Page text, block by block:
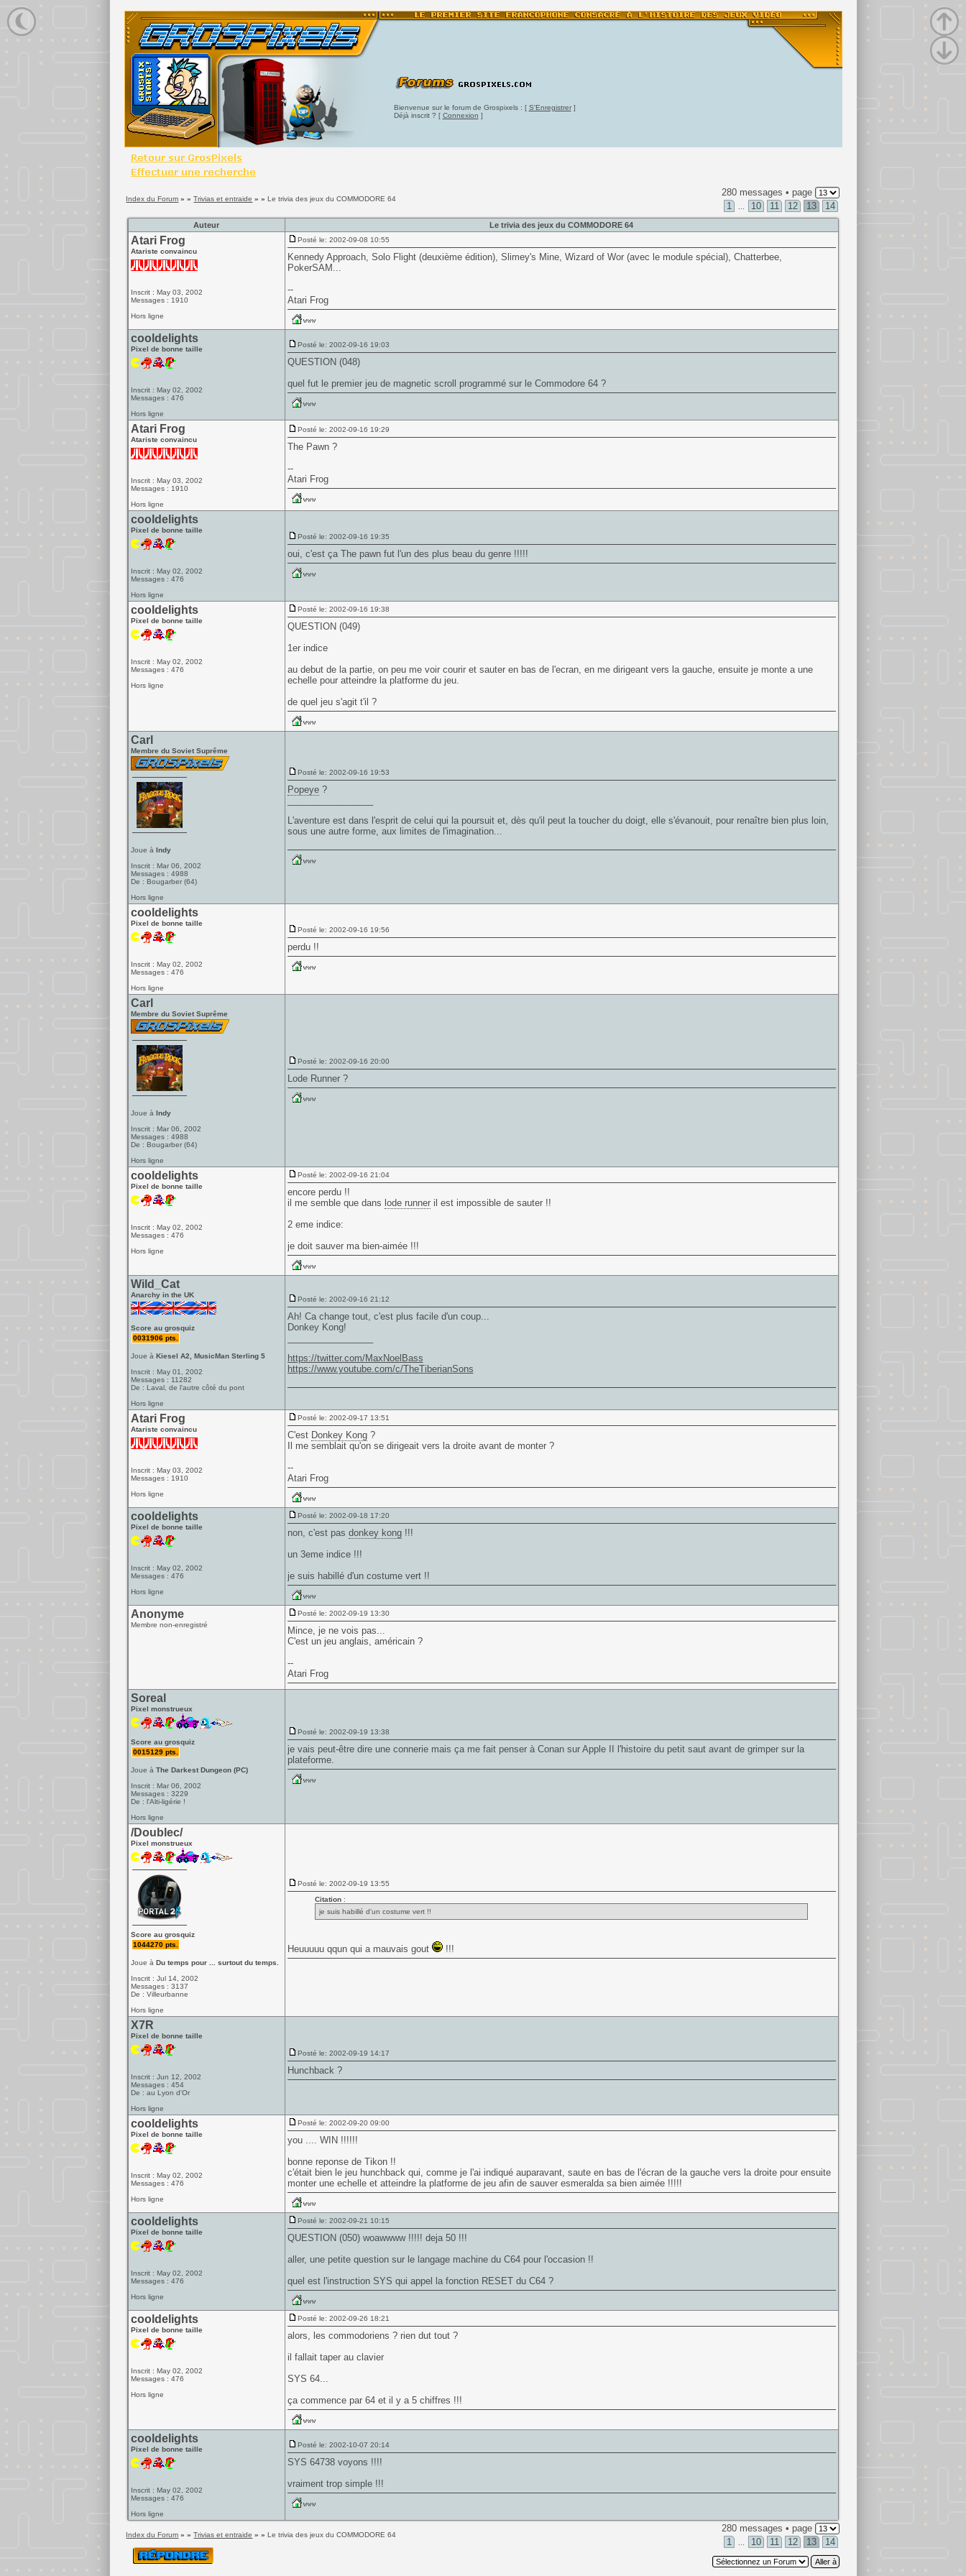
Bienvenue sur le forum de Grospixels : [ S'Enregistrer]
Déjà inscrit ? [ Connexion ]
Index du Forum » »Trivias et entraide » »Le trivia des jeux du COMMODORE 64
280 messages • page
1
10 11 12 13 14
Auteur Le trivia des jeux du COMMODORE 64
Atari Frog
Atariste convaincu
Inscrit : May 03, 2002
Messages : 1910
Hors ligne
Posté le: 2002-09-08 10:55
Kennedy Approach, Solo Flight (deuxième édition), Slimey's Mine, Wizard of Wor (avec le module spécial), Chatterbee,
PokerSAM...
--
Atari Frog
cooldelights
Pixel de bonne taille
Inscrit : May 02, 2002
Messages : 476
Hors ligne
Posté le: 2002-09-16 19:03
QUESTION (048)
quel fut le premier jeu de magnetic scroll programmé sur le Commodore 64 ?
Atari Frog
Atariste convaincu
Inscrit : May 03, 2002
Messages : 1910
Hors ligne
Posté le: 2002-09-16 19:29
The Pawn ?
--
Atari Frog
cooldelights
Pixel de bonne taille
Inscrit : May 02, 2002
Messages : 476
Hors ligne
Posté le: 2002-09-16 19:35
oui, c'est ça The pawn fut l'un des plus beau du genre !!!!!
cooldelights
Pixel de bonne taille
Inscrit : May 02, 2002
Messages : 476
Hors ligne
Posté le: 2002-09-16 19:38
QUESTION (049)
1er indice
au debut de la partie, on peu me voir courir et sauter en bas de l'ecran, en me dirigeant vers la gauche, ensuite je monte a une
echelle pour atteindre la platforme du jeu.
de quel jeu s'agit t'il ?
Carl
Membre du Soviet Suprême
Joue à Indy
Inscrit : Mar 06, 2002
Messages : 4988
De : Bougarber (64)
Hors ligne
Posté le: 2002-09-16 19:53
Popeye?
L'aventure est dans l'esprit de celui qui la poursuit et, dès qu'il peut la toucher du doigt, elle s'évanouit, pour renaître bien plus loin,
sous une autre forme, aux limites de l'imagination...
cooldelights
Pixel de bonne taille
Inscrit : May 02, 2002
Messages : 476
Hors ligne
Posté le: 2002-09-16 19:56
perdu !!
Carl
Membre du Soviet Suprême
Joue à Indy
Inscrit : Mar 06, 2002
Messages : 4988
De : Bougarber (64)
Hors ligne
Posté le: 2002-09-16 20:00
Lode Runner?
cooldelights
Pixel de bonne taille
Inscrit : May 02, 2002
Messages : 476
Hors ligne
Posté le: 2002-09-16 21:04
encore perdu !!
il me semble que dans lode runneril est impossible de sauter !!
2 eme indice:
je doit sauver ma bien-aimée !!!
Wild_Cat
Anarchy in the UK
Score au grosquiz
0031906 pts.
Joue à Kiesel A2, MusicMan Sterling 5
Inscrit : May 01, 2002
Messages : 11282
De : Laval, de l'autre côté du pont
Hors ligne
Posté le: 2002-09-16 21:12
Ah! Ca change tout, c'est plus facile d'un coup...
Donkey Kong!
https://twitter.com/MaxNoelBass
https://www.youtube.com/c/TheTiberianSons
Atari Frog
Atariste convaincu
Inscrit : May 03, 2002
Messages : 1910
Hors ligne
Posté le: 2002-09-17 13:51
C'est Donkey Kong?
Il me semblait qu'on se dirigeait vers la droite avant de monter ?
--
Atari Frog
cooldelights
Pixel de bonne taille
Inscrit : May 02, 2002
Messages : 476
Hors ligne
Posté le: 2002-09-18 17:20
non, c'est pas donkey kong!!!
un 3eme indice !!!
je suis habillé d'un costume vert !!
Anonyme
Membre non-enregistré
Posté le: 2002-09-19 13:30
Mince, je ne vois pas...
C'est un jeu anglais, américain ?
--
Atari Frog
Soreal
Pixel monstrueux
Score au grosquiz
0015129 pts.
Joue à The Darkest Dungeon (PC)
Inscrit : Mar 06, 2002
Messages : 3229
De : l'Alti-ligérie !
Hors ligne
Posté le: 2002-09-19 13:38
je vais peut-être dire une connerie mais ça me fait penser à Conan sur Apple II l'histoire du petit saut avant de grimper sur la
plateforme.
/Doublec/
Pixel monstrueux
Score au grosquiz
1044270 pts.
Joue à Du temps pour ... surtout du temps.
Inscrit : Jul 14, 2002
Messages : 3137
De : Villeurbanne
Hors ligne
Posté le: 2002-09-19 13:55
Citation:
je suis habillé d'un costume vert !!
Heuuuuu qqun qui a mauvais gout !!!
X7R
Pixel de bonne taille
Inscrit : Jun 12, 2002
Messages : 454
De : au Lyon d'Or
Hors ligne
Posté le: 2002-09-19 14:17
Hunchback ?
cooldelights
Pixel de bonne taille
Inscrit : May 02, 2002
Messages : 476
Hors ligne
Posté le: 2002-09-20 09:00
you .... WIN !!!!!!
bonne reponse de Tikon !!
c'était bien le jeu hunchback qui, comme je l'ai indiqué auparavant, saute en bas de l'écran de la gauche vers la droite pour ensuite
monter une echelle et atteindre la platforme de jeu afin de sauver esmeralda sa bien aimée !!!!!
cooldelights
Pixel de bonne taille
Inscrit : May 02, 2002
Messages : 476
Hors ligne
Posté le: 2002-09-21 10:15
QUESTION (050) woawwww !!!!! deja 50 !!!
aller, une petite question sur le langage machine du C64 pour l'occasion !!
quel est l'instruction SYS qui appel la fonction RESET du C64 ?
cooldelights
Pixel de bonne taille
Inscrit : May 02, 2002
Messages : 476
Hors ligne
Posté le: 2002-09-26 18:21
alors, les commodoriens ? rien dut tout ?
il fallait taper au clavier
SYS 64...
ça commence par 64 et il y a 5 chiffres !!!
cooldelights
Pixel de bonne taille
Inscrit : May 02, 2002
Messages : 476
Hors ligne
Posté le: 2002-10-07 20:14
SYS 64738 voyons !!!!
vraiment trop simple !!!
Index du Forum » »Trivias et entraide » »Le trivia des jeux du COMMODORE 64
280 messages • page
1
10 11 12 13 14